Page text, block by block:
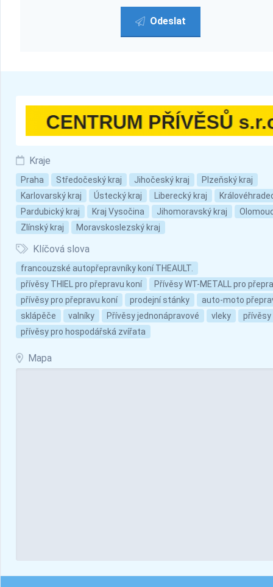
Kraje
Praha Středočeský kraj Jihočeský kraj
Plzeňský kraj
Karlovarský kraj
Ústecký kraj Liberecký kraj
Pardubický kraj
Kraj Vysočina Jihomoravský kraj
Zlínský kraj
Moravskoslezský kraj
Klíčová slova
francouzské autopřepravníky koní THEAULT.
přívěsy THIEL pro přepravu koní
Přívěsy WT-METALL pro
přívěsy pro přepravu koní
prodejní stánky
auto-moto
sklápěče
valníky Přívěsy jednonápravové vleky
přívěsy
přívěsy pro hospodářská zvířata
Mapa
Odeslat